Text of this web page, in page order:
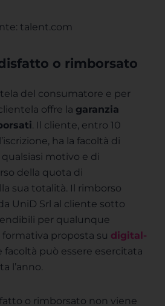
talent.com
o rimborsato
del consumatore e per
offre la garanzia
. Il cliente, entro 10
ha la facoltà di
motivo e di
della quota di
sua totalità. Il rimborso
UniD Srl al cliente sotto
per qualunque
proposta su digital-
facoltà può essere esercitata
l’anno.
o rimborsato non viene